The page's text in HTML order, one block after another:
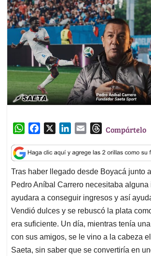
W
a
t
s
A
p
p
c
e
b
o
o
k
n
k
e
d
I
n
a
i
l
T
r
e
a
d
s
Compártelo
Tras haber llegado desde Boyacá junto
Pedro Aníbal Carrero necesitaba
ayudara a conseguir ingresos y así
Vendió dulces y se rebuscó la plata
era suficiente. Un día, mientras tenía
con sus amigos, se le vino a la cabeza
Saeta, sin saber que se convertiría en